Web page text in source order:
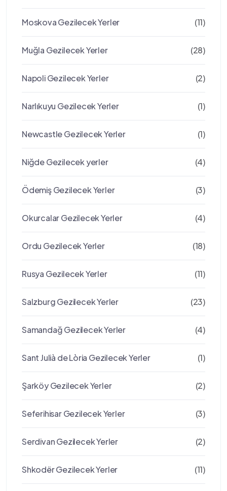
Moskova Gezilecek Yerler (11)
Muğla Gezilecek Yerler (28)
Napoli Gezilecek Yerler (2)
Narlıkuyu Gezilecek Yerler (1)
Newcastle Gezilecek Yerler (1)
Niğde Gezilecek yerler (4)
Ödemiş Gezilecek Yerler (3)
Okurcalar Gezilecek Yerler (4)
Ordu Gezilecek Yerler (18)
Rusya Gezilecek Yerler (11)
Salzburg Gezilecek Yerler (23)
Samandağ Gezilecek Yerler (4)
Sant Julià de Lòria Gezilecek Yerler (1)
Şarköy Gezilecek Yerler (2)
Seferihisar Gezilecek Yerler (3)
Serdivan Gezilecek Yerler (2)
Shkodër Gezilecek Yerler (11)